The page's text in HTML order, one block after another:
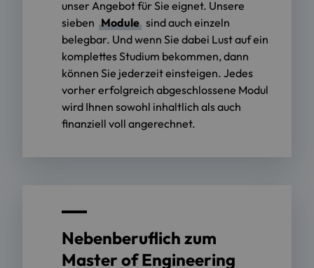
unser Angebot für Sie eignet. Unsere
sieben Module sind auch einzeln
belegbar. Und wenn Sie dabei Lust auf ein
komplettes Studium bekommen, dann
können Sie jederzeit einsteigen. Jedes
vorher erfolgreich abgeschlossene Modul
wird Ihnen sowohl inhaltlich als auch
finanziell voll angerechnet.
Nebenberuflich zum
Master of Engineering